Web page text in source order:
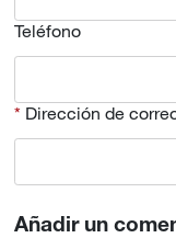
Teléfono
Dirección de
Añadir un